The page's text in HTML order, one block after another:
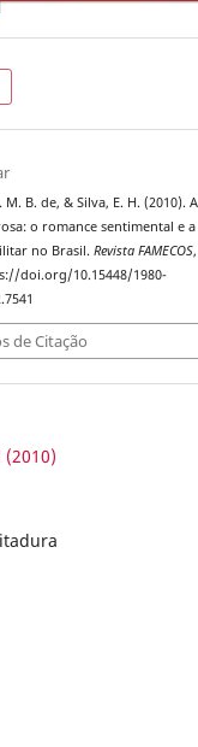
M. B. de, & Silva, E. H. (2010).
o romance sentimental e a
no Brasil.Revista FAMECOS,
doi.org/10.15448/1980-
de Citação
(2010)